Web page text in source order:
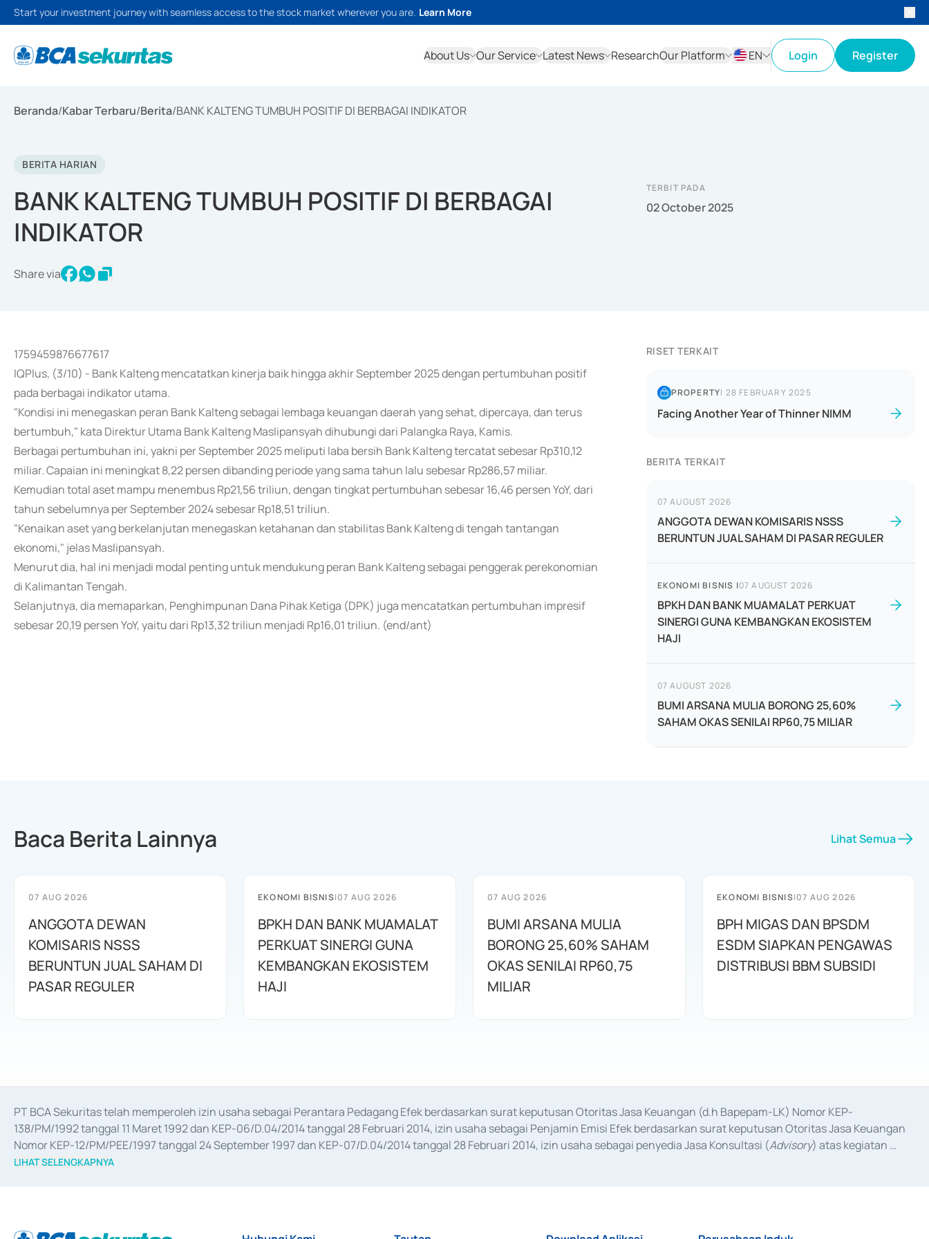
Start your investment journey with seamless access to the stock market wherever you are. Learn More
About Us Our Service Latest News ResearchOur Platform
EN
Login Register
Beranda/Kabar Terbaru/Berita/BANK KALTENG TUMBUH POSITIF DI BERBAGAI INDIKATOR
BERITA HARIAN
BANK KALTENG TUMBUH POSITIF DI BERBAGAI
INDIKATOR
Share via
TERBIT PADA
02 October 2025
1759459876677617
IQPlus, (3/10) - Bank Kalteng mencatatkan kinerja baik hingga akhir September 2025 dengan pertumbuhan positif
pada berbagai indikator utama.
"Kondisi ini menegaskan peran Bank Kalteng sebagai lembaga keuangan daerah yang sehat, dipercaya, dan terus
bertumbuh," kata Direktur Utama Bank Kalteng Maslipansyah dihubungi dari Palangka Raya, Kamis.
Berbagai pertumbuhan ini, yakni per September 2025 meliputi laba bersih Bank Kalteng tercatat sebesar Rp310,12
miliar. Capaian ini meningkat 8,22 persen dibanding periode yang sama tahun lalu sebesar Rp286,57 miliar.
Kemudian total aset mampu menembus Rp21,56 triliun, dengan tingkat pertumbuhan sebesar 16,46 persen YoY, dari
tahun sebelumnya per September 2024 sebesar Rp18,51 triliun.
"Kenaikan aset yang berkelanjutan menegaskan ketahanan dan stabilitas Bank Kalteng di tengah tantangan
ekonomi," jelas Maslipansyah.
Menurut dia, hal ini menjadi modal penting untuk mendukung peran Bank Kalteng sebagai penggerak perekonomian
di Kalimantan Tengah.
Selanjutnya, dia memaparkan, Penghimpunan Dana Pihak Ketiga (DPK) juga mencatatkan pertumbuhan impresif
sebesar 20,19 persen YoY, yaitu dari Rp13,32 triliun menjadi Rp16,01 triliun. (end/ant)
RISET TERKAIT
PROPERTY| 28 FEBRUARY 2025
Facing Another Year of Thinner NIMM
BERITA TERKAIT
07 AUGUST 2026
ANGGOTA DEWAN KOMISARIS NSSS
BERUNTUN JUAL SAHAM DI PASAR REGULER
EKONOMI BISNIS |07 AUGUST 2026
BPKH DAN BANK MUAMALAT PERKUAT
SINERGI GUNA KEMBANGKAN EKOSISTEM
HAJI
07 AUGUST 2026
BUMI ARSANA MULIA BORONG 25,60%
SAHAM OKAS SENILAI RP60,75 MILIAR
Baca Berita Lainnya Lihat Semua
07 AUG 2026
ANGGOTA DEWAN
KOMISARIS NSSS
BERUNTUN JUAL SAHAM DI
PASAR REGULER
EKONOMI BISNIS|07 AUG 2026
BPKH DAN BANK MUAMALAT
PERKUAT SINERGI GUNA
KEMBANGKAN EKOSISTEM
HAJI
07 AUG 2026
BUMI ARSANA MULIA
BORONG 25,60% SAHAM
OKAS SENILAI RP60,75
MILIAR
EKONOMI BISNIS|07 AUG 2026
BPH MIGAS DAN BPSDM
ESDM SIAPKAN PENGAWAS
DISTRIBUSI BBM SUBSIDI
PT BCA Sekuritas telah memperoleh izin usaha sebagai Perantara Pedagang Efek berdasarkan surat keputusan Otoritas Jasa Keuangan (d.h Bapepam-LK) Nomor KEP-
138/PM/1992 tanggal 11 Maret 1992 dan KEP-06/D.04/2014 tanggal 28 Februari 2014, izin usaha sebagai Penjamin Emisi Efek berdasarkan surat keputusan Otoritas Jasa Keuangan
Nomor KEP-12/PM/PEE/1997 tanggal 24 September 1997 dan KEP-07/D.04/2014 tanggal 28 Februari 2014, izin usaha sebagai penyedia Jasa Konsultasi (Advisory) atas kegiatan
merger, akuisisi, divestasi, dan
LIHAT SELENGKAPNYA